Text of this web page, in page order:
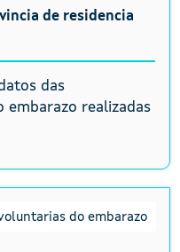
de residencia
das
realizadas
do embarazo